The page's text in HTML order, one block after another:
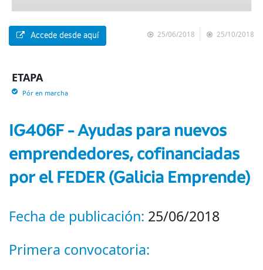
25/06/2018 25/10/2018
Accede desde aquí
ETAPA
Pór en marcha
IG406F - Ayudas para nuevos
emprendedores, cofinanciadas
por el FEDER (Galicia Emprende)
Fecha de publicación: 25/06/2018
Primera convocatoria: